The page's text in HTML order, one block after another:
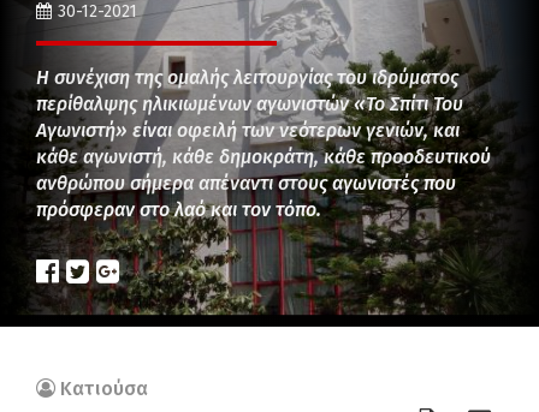
30-12-2021
Η συνέχιση της ομαλής λειτουργίας του ιδρύματος
περίθαλψης ηλικιωμένων αγωνιστών «Το Σπίτι Του
Αγωνιστή» είναι οφειλή των νεότερων γενιών, και
κάθε αγωνιστή, κάθε δημοκράτη, κάθε προοδευτικού
ανθρώπου σήμερα απέναντι στους αγωνιστές που
πρόσφεραν στο λαό και τον τόπο.
Κατιούσα